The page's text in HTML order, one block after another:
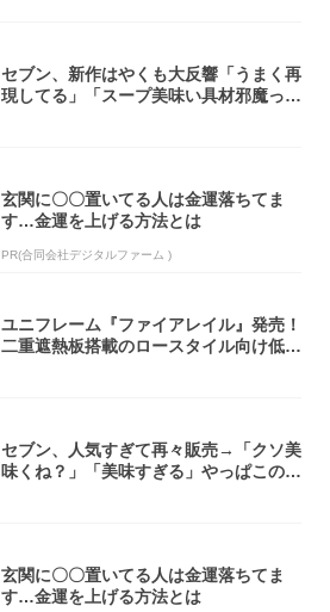
セブン、新作はやくも大反響「うまく再
現してる」「スープ美味い具材邪魔って
玄関に〇〇置いてる人は金運落ちてま
す…金運を上げる方法とは
PR(合同会社デジタルファーム )
ユニフレーム『ファイアレイル』発売！
二重遮熱板搭載のロースタイル向け低型
セブン、人気すぎて再々販売→「クソ美
味くね？」「美味すぎる」やっぱこのク
玄関に〇〇置いてる人は金運落ちてま
す…金運を上げる方法とは